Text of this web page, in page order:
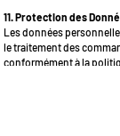
11. Protection des
Les données
le traitement des
conformément à la